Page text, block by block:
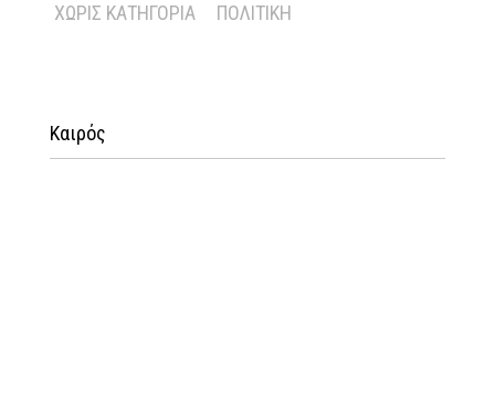
ΧΩΡΊΣ ΚΑΤΗΓΟΡΊΑ
ΠΟΛΙΤΙΚΉ
Καιρός